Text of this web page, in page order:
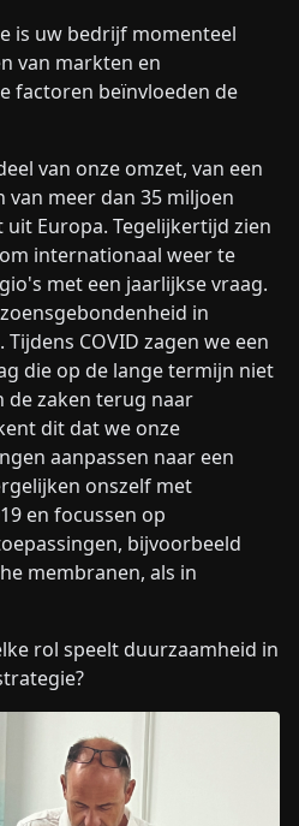
is uw bedrijf momenteel
van markten en
factoren beïnvloeden de
van onze omzet, van een
meer dan 35 miljoen
Europa. Tegelijkertijd zien
internationaal weer te
met een jaarlijkse vraag.
in
COVID zagen we een
die op de lange termijn niet
de zaken terug naar
dit dat we onze
aanpassen naar een
onszelf met
en focussen op
bijvoorbeeld
membranen, als in
rol speelt duurzaamheid in